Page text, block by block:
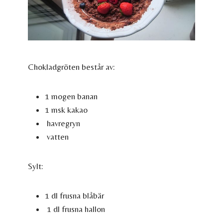
Chokladgröten består av:
1 mogen banan
1 msk kakao
havregryn
vatten
Sylt:
1 dl frusna blåbär
1 dl frusna hallon